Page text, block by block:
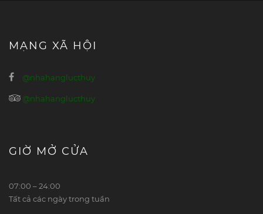
MẠNG XÃ HỘI
@nhahanglucthuy
@nhahanglucthuy
GIỜ MỞ CỬA
07:00 – 24:00
Tất cả các ngày trong tuần